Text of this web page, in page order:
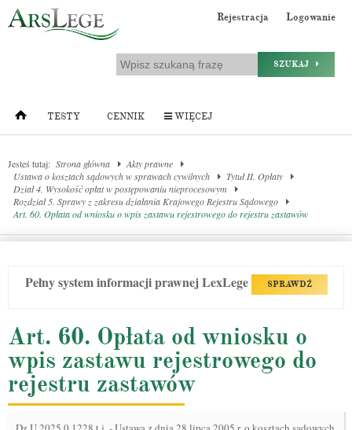
Rejestracja Logowanie
SZUKAJ
TESTY CENNIK WIĘCEJ
Jesteś tutaj: Strona główna
Akty prawne
Ustawa o kosztach sądowych w sprawach cywilnych
Tytuł II. Opłaty
Dział 4. Wysokość opłat w postępowaniu nieprocesowym
Rozdział 5. Sprawy z zakresu działania Krajowego Rejestru Sądowego
Art. 60. Opłata od wniosku o wpis zastawu rejestrowego do rejestru zastawów
Pełny system informacji prawnej LexLege SPRAWDŹ
Art. 60. Opłata od wniosku o
wpis zastawu rejestrowego do
rejestru zastawów